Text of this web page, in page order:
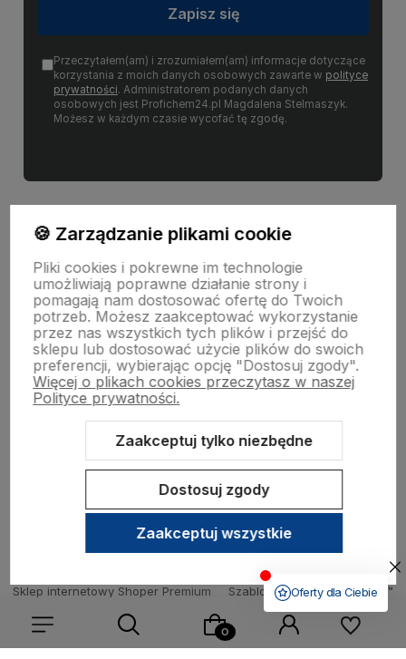
Zapisz się
Przeczytałem(am) i zrozumiałem(am) informacje dotyczące
korzystania z moich danych osobowych zawarte w polityce
prywatności. Administratorem podanych danych
osobowych jest Profichem24.pl Magdalena Stelmaszyk.
Możesz w każdym czasie wycofać tę zgodę.
Pomoc
Moje konto
Sklep internetowy Shoper Premium
Szablon Shoper Modern 3.0™
🍪 Zarządzanie plikami cookie
Pliki cookies i pokrewne im technologie
umożliwiają poprawne działanie strony i
pomagają nam dostosować ofertę do Twoich
potrzeb. Możesz zaakceptować wykorzystanie
przez nas wszystkich tych plików i przejść do
sklepu lub dostosować użycie plików do swoich
preferencji, wybierając opcję "Dostosuj zgody".
Więcej o plikach cookies przeczytasz w naszej
Polityce prywatności.
Zaakceptuj tylko niezbędne
Dostosuj zgody
Zaakceptuj wszystkie